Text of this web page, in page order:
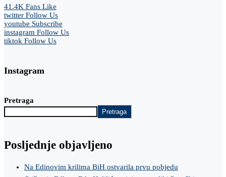
41.4K Fans Like
twitter Follow Us
youtube Subscribe
instagram Follow Us
tiktok Follow Us
Instagram
Pretraga
Pretraga
Posljednje objavljeno
Na Edinovim krilima BiH ostvarila prvu pobjedu